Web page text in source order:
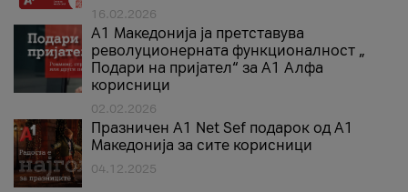
16.02.2026
А1 Македонија ја претставува
револуционерната функционалност „
Подари на пријател“ за А1 Алфа
корисници
02.02.2026
Празничен A1 Net Sеf подарок од А1
Македонија за сите корисници
04.12.2025